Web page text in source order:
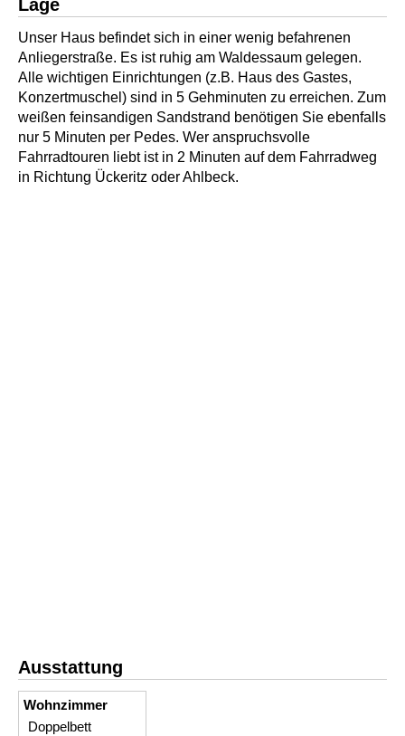
Lage
Unser Haus befindet sich in einer wenig befahrenen
Anliegerstraße. Es ist ruhig am Waldessaum gelegen.
Alle wichtigen Einrichtungen (z.B. Haus des Gastes,
Konzertmuschel) sind in 5 Gehminuten zu erreichen. Zum
weißen feinsandigen Sandstrand benötigen Sie ebenfalls
nur 5 Minuten per Pedes. Wer anspruchsvolle
Fahrradtouren liebt ist in 2 Minuten auf dem Fahrradweg
in Richtung Ückeritz oder Ahlbeck.
Ausstattung
Wohnzimmer
Doppelbett